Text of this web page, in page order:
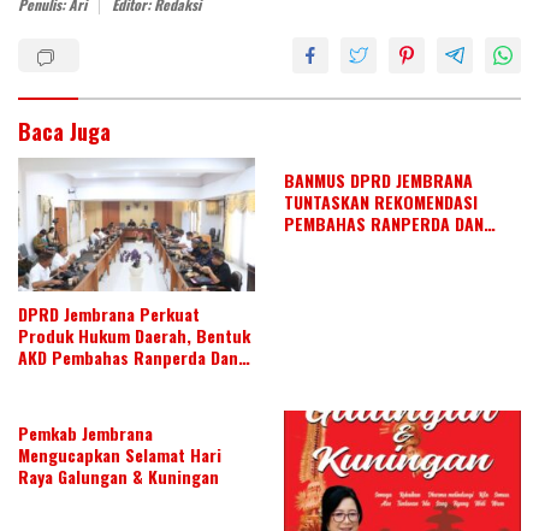
Penulis: Ari Editor: Redaksi
Baca Juga
DPRD Jembrana Perkuat
Produk Hukum Daerah, Bentuk
AKD Pembahas Ranperda Dan
BANMUS DPRD JEMBRANA
TUNTASKAN REKOMENDASI
PEMBAHAS RANPERDA DAN
Pemkab Jembrana
Mengucapkan Selamat Hari
Raya Galungan & Kuningan